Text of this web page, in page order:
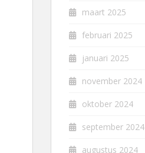
maart 2025
februari 2025
januari 2025
november 2024
oktober 2024
september 2024
augustus 2024